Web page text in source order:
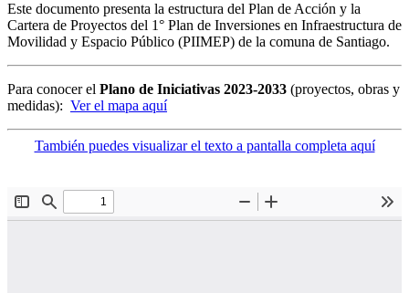
Este documento presenta la estructura del Plan de Acción y la
Cartera de Proyectos del 1° Plan de Inversiones en Infraestructura de
Movilidad y Espacio Público (PIIMEP) de la comuna de Santiago.
Para conocer el Plano de Iniciativas 2023-2033 (proyectos, obras y
medidas): Ver el mapa aquí
También puedes visualizar el texto a pantalla completa aquí